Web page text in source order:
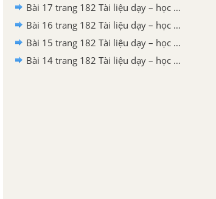
Bài 17 trang 182 Tài liệu dạy – học toán 6 tập 1
Bài 16 trang 182 Tài liệu dạy – học toán 6 tập 1
Bài 15 trang 182 Tài liệu dạy – học toán 6 tập 1
Bài 14 trang 182 Tài liệu dạy – học toán 6 tập 1